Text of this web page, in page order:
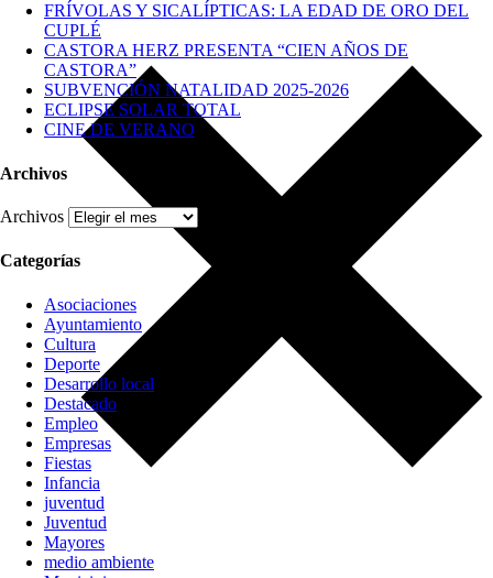
FRÍVOLAS Y SICALÍPTICAS: LA EDAD DE ORO DEL
CUPLÉ
CASTORA HERZ PRESENTA “CIEN AÑOS DE
CASTORA”
SUBVENCIÓN NATALIDAD 2025-2026
ECLIPSE SOLAR TOTAL
CINE DE VERANO
Archivos
Archivos
Categorías
Asociaciones
Ayuntamiento
Cultura
Deporte
Desarrollo local
Destacado
Empleo
Empresas
Fiestas
Infancia
juventud
Juventud
Mayores
medio ambiente